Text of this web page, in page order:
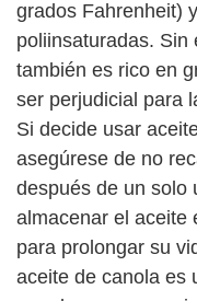
grados Fahrenheit)
poliinsaturadas. Sin
también es rico en
ser perjudicial para
Si decide usar
asegúrese de no
después de un solo
almacenar el aceite
para prolongar su
aceite de canola es